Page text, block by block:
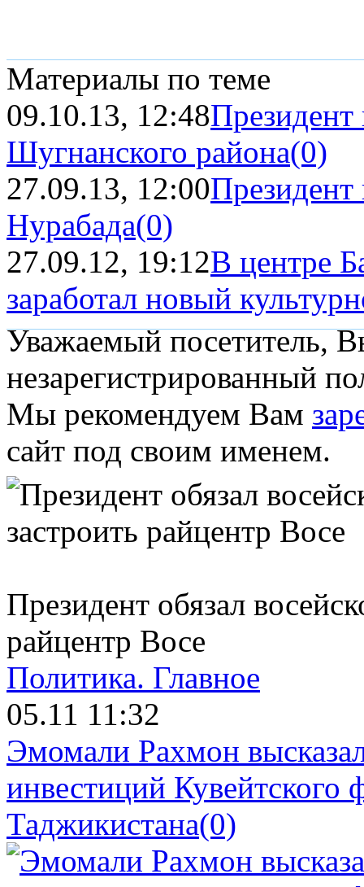
Материалы по теме
09.10.13, 12:48Президент
Шугнанского района(0)
27.09.13, 12:00Президент
Нурабада(0)
27.09.12, 19:12В центре
заработал новый
Уважаемый посетитель,
незарегистрированный
Мы рекомендуем Вам
сайт под своим именем.
Президент обязал
райцентр Восе
Политика. Главное
05.11 11:32
Эмомали Рахмон
инвестиций Кувейтского
Таджикистана(0)